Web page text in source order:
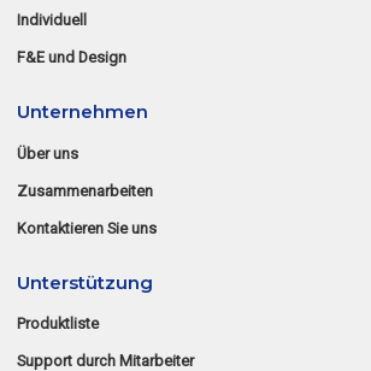
Individuell
F&E und Design
Unternehmen
Über uns
Zusammenarbeiten
Kontaktieren Sie uns
Unterstützung
Produktliste
Support durch Mitarbeiter